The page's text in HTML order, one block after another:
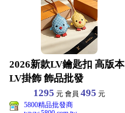
2026新款LV鑰匙扣 高版本
LV掛飾 飾品批發
1295 元 會員495 元
5800精品批發商